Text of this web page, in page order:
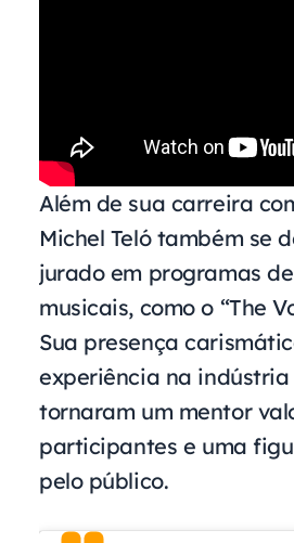
Além de sua carreira
Michel Teló também se
jurado em programas
musicais, como o “The
Sua presença
experiência na indústria
tornaram um mentor
participantes e uma
pelo público.